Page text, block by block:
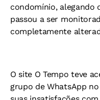
condomínio, alegando
passou a ser
completamente
O site O Tempo teve
grupo de WhatsApp